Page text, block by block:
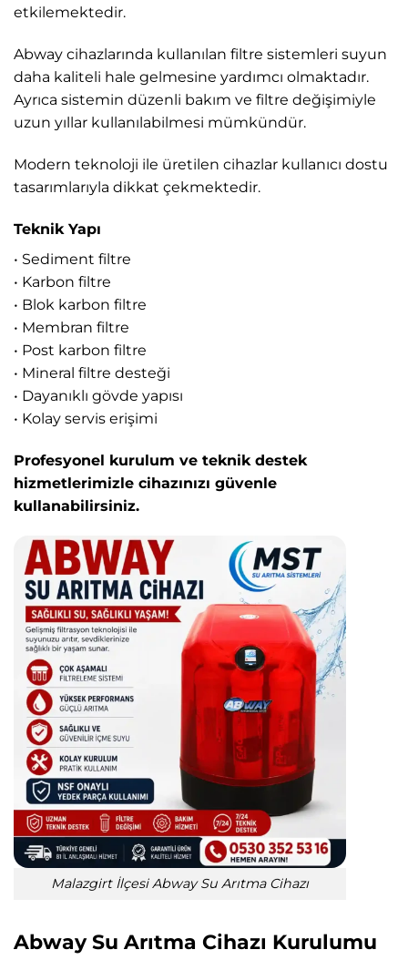
etkilemektedir.
Abway cihazlarında kullanılan filtre sistemleri suyun
daha kaliteli hale gelmesine yardımcı olmaktadır.
Ayrıca sistemin düzenli bakım ve filtre değişimiyle
uzun yıllar kullanılabilmesi mümkündür.
Modern teknoloji ile üretilen cihazlar kullanıcı dostu
tasarımlarıyla dikkat çekmektedir.
Teknik Yapı
• Sediment filtre
• Karbon filtre
• Blok karbon filtre
• Membran filtre
• Post karbon filtre
• Mineral filtre desteği
• Dayanıklı gövde yapısı
• Kolay servis erişimi
Profesyonel kurulum ve teknik destek
hizmetlerimizle cihazınızı güvenle
kullanabilirsiniz.
Malazgirt İlçesi Abway Su Arıtma Cihazı
Abway Su Arıtma Cihazı Kurulumu